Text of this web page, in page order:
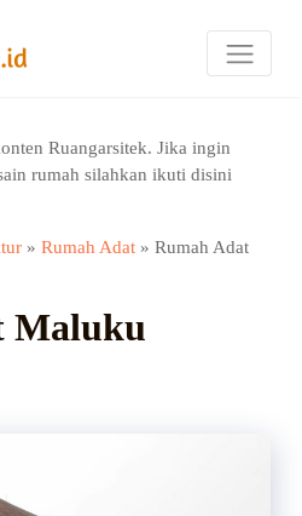
Ruangarsitek. Jika ingin
rumah silahkan ikuti disini
»Rumah Adat »Rumah Adat
Maluku